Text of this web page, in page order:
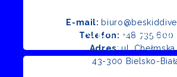
E-mail:
Telefon: +48 735 600
Adres: ul. Chełmska
43-300 Bielsko-
Opinie